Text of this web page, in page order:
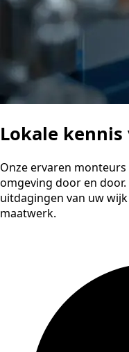
Lokale
Onze ervaren
omgeving door en
uitdagingen van uw
maatwerk.